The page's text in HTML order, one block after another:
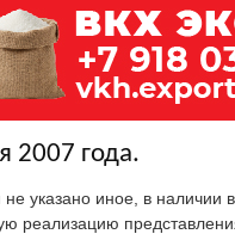
2007 года.
указано иное, в
реализацию